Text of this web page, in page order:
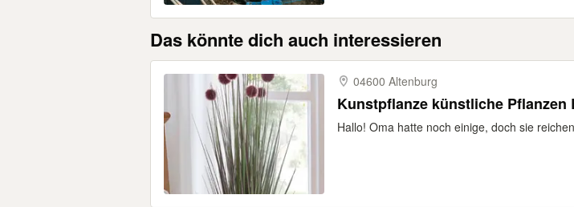
Das könnte dich auch interessieren
04600 Altenburg
Kunstpflanze künstliche
Hallo! Oma hatte noch einige, doch sie